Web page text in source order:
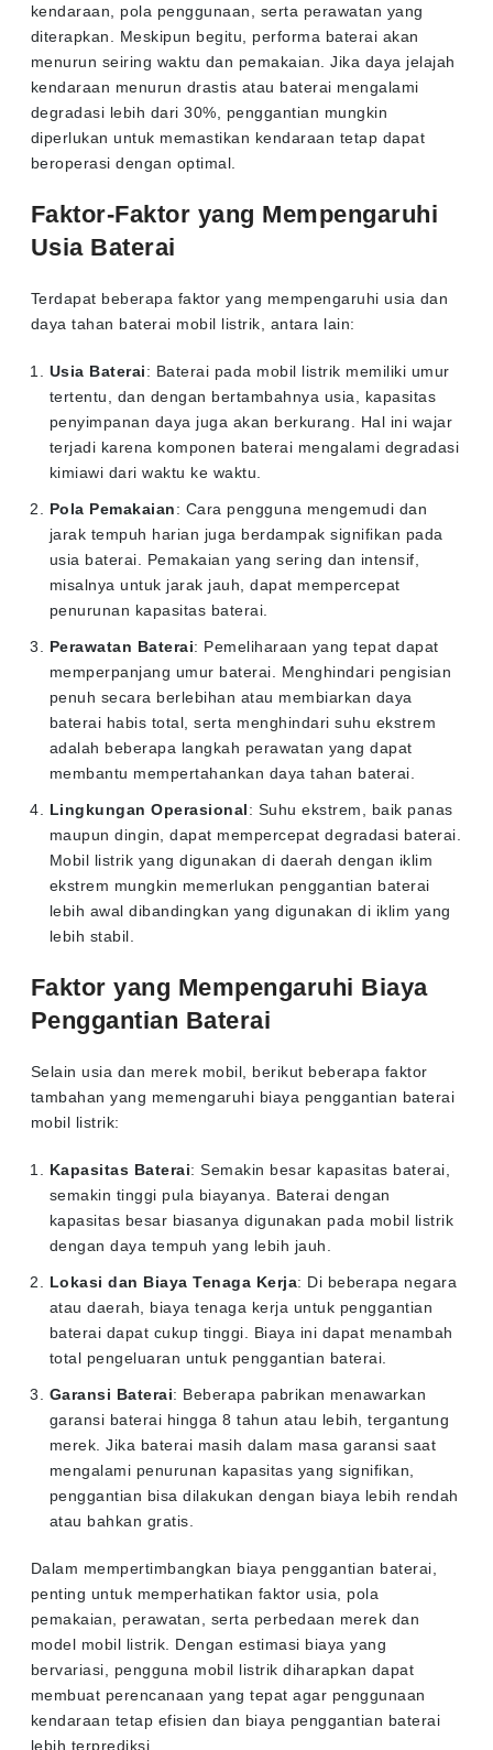
kendaraan, pola penggunaan, serta perawatan yang
diterapkan. Meskipun begitu, performa baterai akan
menurun seiring waktu dan pemakaian. Jika daya jelajah
kendaraan menurun drastis atau baterai mengalami
degradasi lebih dari 30%, penggantian mungkin
diperlukan untuk memastikan kendaraan tetap dapat
beroperasi dengan optimal.
Faktor-Faktor yang Mempengaruhi
Usia Baterai
Terdapat beberapa faktor yang mempengaruhi usia dan
daya tahan baterai mobil listrik, antara lain:
Usia Baterai: Baterai pada mobil listrik memiliki umur
tertentu, dan dengan bertambahnya usia, kapasitas
penyimpanan daya juga akan berkurang. Hal ini wajar
terjadi karena komponen baterai mengalami degradasi
kimiawi dari waktu ke waktu.
Pola Pemakaian: Cara pengguna mengemudi dan
jarak tempuh harian juga berdampak signifikan pada
usia baterai. Pemakaian yang sering dan intensif,
misalnya untuk jarak jauh, dapat mempercepat
penurunan kapasitas baterai.
Perawatan Baterai: Pemeliharaan yang tepat dapat
memperpanjang umur baterai. Menghindari pengisian
penuh secara berlebihan atau membiarkan daya
baterai habis total, serta menghindari suhu ekstrem
adalah beberapa langkah perawatan yang dapat
membantu mempertahankan daya tahan baterai.
Lingkungan Operasional: Suhu ekstrem, baik panas
maupun dingin, dapat mempercepat degradasi baterai.
Mobil listrik yang digunakan di daerah dengan iklim
ekstrem mungkin memerlukan penggantian baterai
lebih awal dibandingkan yang digunakan di iklim yang
lebih stabil.
Faktor yang Mempengaruhi Biaya
Penggantian Baterai
Selain usia dan merek mobil, berikut beberapa faktor
tambahan yang memengaruhi biaya penggantian baterai
mobil listrik:
Kapasitas Baterai: Semakin besar kapasitas baterai,
semakin tinggi pula biayanya. Baterai dengan
kapasitas besar biasanya digunakan pada mobil listrik
dengan daya tempuh yang lebih jauh.
Lokasi dan Biaya Tenaga Kerja: Di beberapa negara
atau daerah, biaya tenaga kerja untuk penggantian
baterai dapat cukup tinggi. Biaya ini dapat menambah
total pengeluaran untuk penggantian baterai.
Garansi Baterai: Beberapa pabrikan menawarkan
garansi baterai hingga 8 tahun atau lebih, tergantung
merek. Jika baterai masih dalam masa garansi saat
mengalami penurunan kapasitas yang signifikan,
penggantian bisa dilakukan dengan biaya lebih rendah
atau bahkan gratis.
Dalam mempertimbangkan biaya penggantian baterai,
penting untuk memperhatikan faktor usia, pola
pemakaian, perawatan, serta perbedaan merek dan
model mobil listrik. Dengan estimasi biaya yang
bervariasi, pengguna mobil listrik diharapkan dapat
membuat perencanaan yang tepat agar penggunaan
kendaraan tetap efisien dan biaya penggantian baterai
lebih terprediksi.